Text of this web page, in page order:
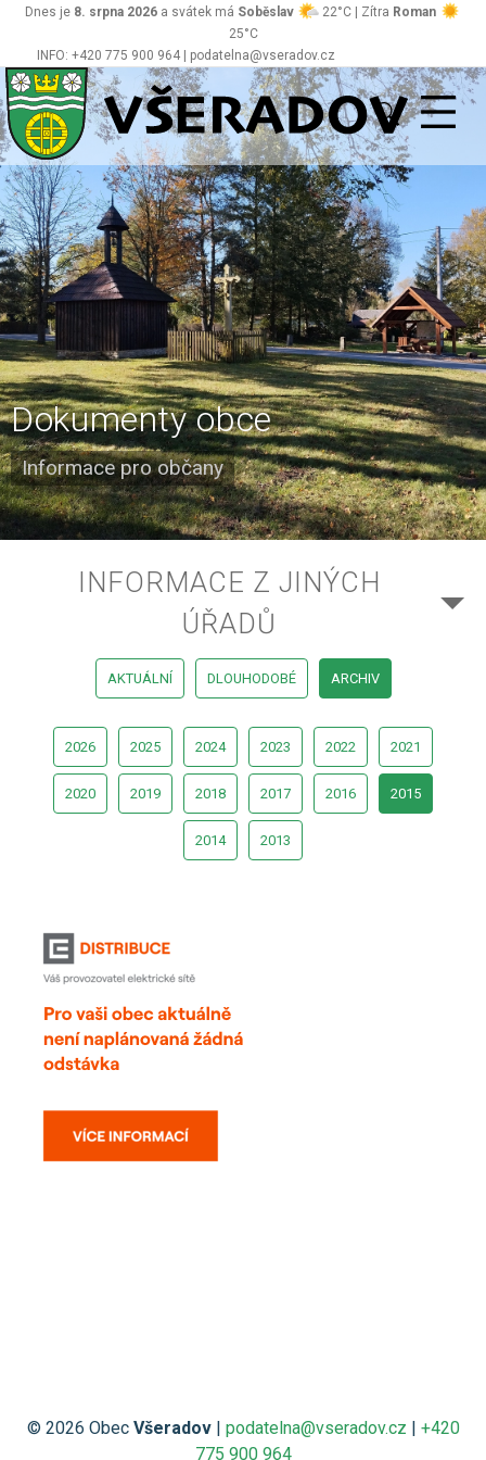
INFO: +420 775 900 964 | podatelna@vseradov.cz
Dnes je 8. srpna 2026 a svátek má Soběslav 22°C | Zítra Roman
25°C
Všeradov
Dokumenty obce
Informace pro občany
INFORMACE Z JINÝCH
ÚŘADŮ
AKTUÁLNÍ DLOUHODOBÉ ARCHIV
2026 2025 2024 2023 2022 2021
2020 2019 2018 2017 2016 2015
2014 2013
© 2026 Obec Všeradov| podatelna@vseradov.cz | +420
775 900 964